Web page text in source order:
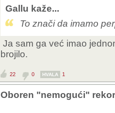
Gallu kaže...
To znači da imamo
Ja sam ga već imao
brojilo.
22 0 HVALA 1
Oboren "nemogući"